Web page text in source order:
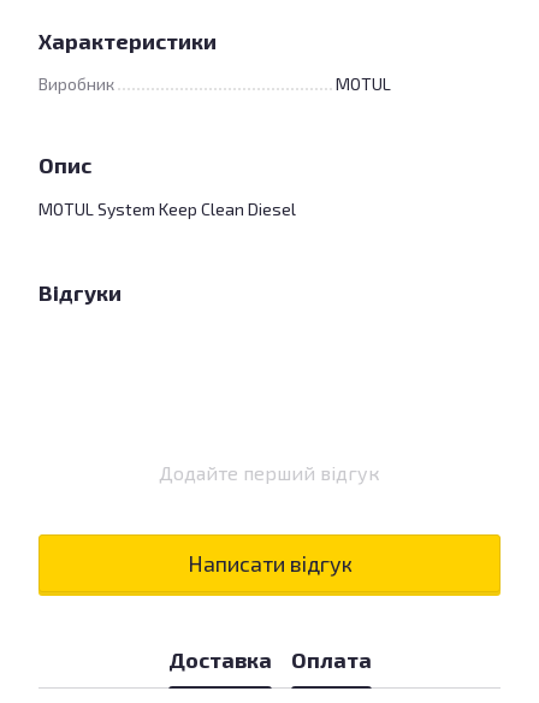
Характеристики
Виробник MOTUL
Опис
MOTUL System Keep Clean Diesel
Відгуки
Додайте перший відгук
Написати відгук
Доставка Оплата